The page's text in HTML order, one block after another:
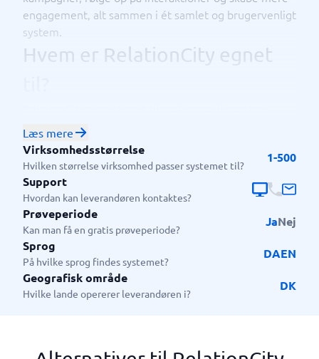
engagement, alt sammen i ét samlet og brugervenligt
system.
Hvem er RelationCity egnet
virksomheder, marketingteams, salgsafdelinger og
kundeservice, der vil have bedre overblik over
kontakter og relationer. Systemet hjælper med at
gøre kommunikationen mere målrettet og effektiv,
så teams kan engagere kunder og partnere smartere,
uden at skulle arbejde med flere forskellige
værktøjer.
Læs mere
Virksomhedsstørrelse
Hvilken størrelse virksomhed passer systemet til?
1-500
Support
Hvordan kan leverandøren kontaktes?
Prøveperiode
Kan man få en gratis prøveperiode?
JaNej
Sprog
På hvilke sprog findes systemet?
DAEN
Geografisk område
Hvilke lande opererer leverandøren i?
DK